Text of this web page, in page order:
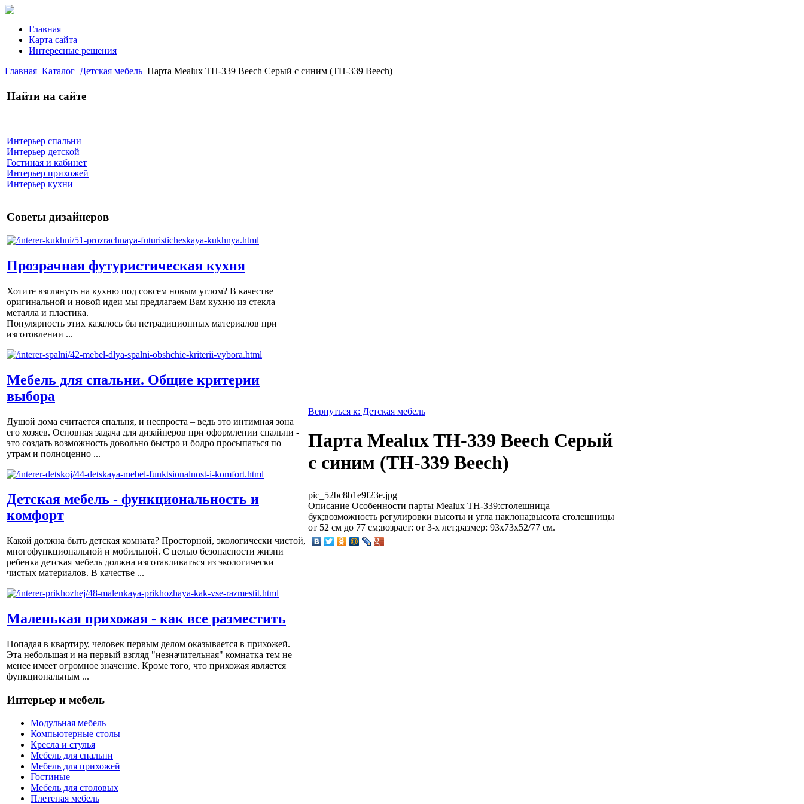
Главная
Карта сайта
Интересные решения
Главная Каталог Детская мебель Парта Mealux TH-339 Beech Серый с синим (TH-339 Beech)
Найти на сайте
Интерьер спальни
Интерьер детской
Гостиная и кабинет
Интерьер прихожей
Интерьер кухни
Советы дизайнеров
Прозрачная футуристическая кухня
Хотите взглянуть на кухню под совсем новым углом? В качестве
оригинальной и новой идеи мы предлагаем Вам кухню из стекла
металла и пластика.
Популярность этих казалось бы нетрадиционных материалов при
изготовлении ...
Мебель для спальни. Общие критерии
выбора
Душой дома считается спальня, и неспроста – ведь это интимная зона
его хозяев. Основная задача для дизайнеров при оформлении спальни -
это создать возможность довольно быстро и бодро просыпаться по
утрам и полноценно ...
Детская мебель - функциональность и
комфорт
Какой должна быть детская комната? Просторной, экологически чистой,
многофункциональной и мобильной. С целью безопасности жизни
ребенка детская мебель должна изготавливаться из экологически
чистых материалов. В качестве ...
Маленькая прихожая - как все разместить
Попадая в квартиру, человек первым делом оказывается в прихожей.
Эта небольшая и на первый взгляд "незначительная" комнатка тем не
менее имеет огромное значение. Кроме того, что прихожая является
функциональным ...
Интерьер и мебель
Модульная мебель
Компьютерные столы
Кресла и стулья
Мебель для спальни
Мебель для прихожей
Гостиные
Мебель для столовых
Плетеная мебель
Вернуться к: Детская мебель
Парта Mealux TH-339 Beech Серый
с синим (TH-339 Beech)
pic_52bc8b1e9f23e.jpg
Описание Особенности парты Mealux TH-339:столешница —
бук;возможность регулировки высоты и угла наклона;высота столешницы
от 52 см до 77 см;возраст: от 3-х лет;размер: 93х73х52/77 см.